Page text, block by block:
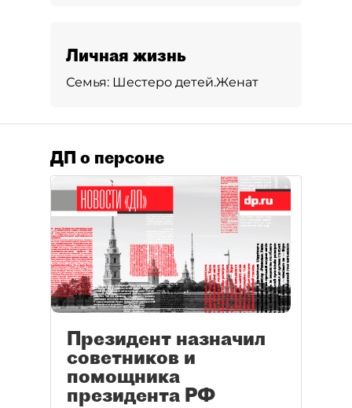
Личная жизнь
Семья: Шестеро детей.Женат
ДП о персоне
Президент назначил
советников и
помощника
президента РФ